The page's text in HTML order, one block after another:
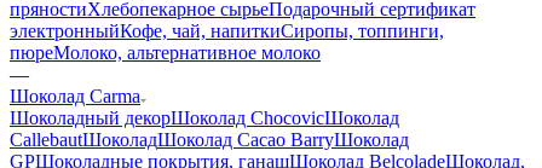
пряностиХлебопекарное сырьеПодарочный сертификат
электронныйКофе, чай, напиткиСиропы, топпинги,
пюреМолоко, альтернативное молоко
—
Шоколад Carma
Шоколадный декорШоколад ChocovicШоколад
CallebautШоколадШоколад Cacao BarryШоколад
GPШоколадные покрытия, ганашШоколад BelcoladeШоколад,